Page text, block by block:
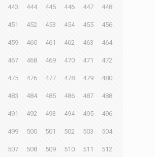
443 444 445 446 447 448
451 452 453 454 455 456
459 460 461 462 463 464
467 468 469 470 471 472
475 476 477 478 479 480
483 484 485 486 487 488
491 492 493 494 495 496
499 500 501 502 503 504
507 508 509 510 511 512